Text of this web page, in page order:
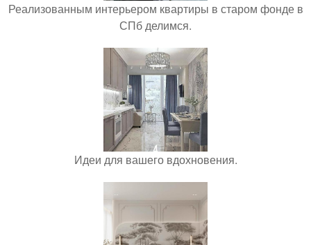
Реализованным интерьером квартиры в старом фонде в
СПб делимся.
Идеи для вашего вдохновения.